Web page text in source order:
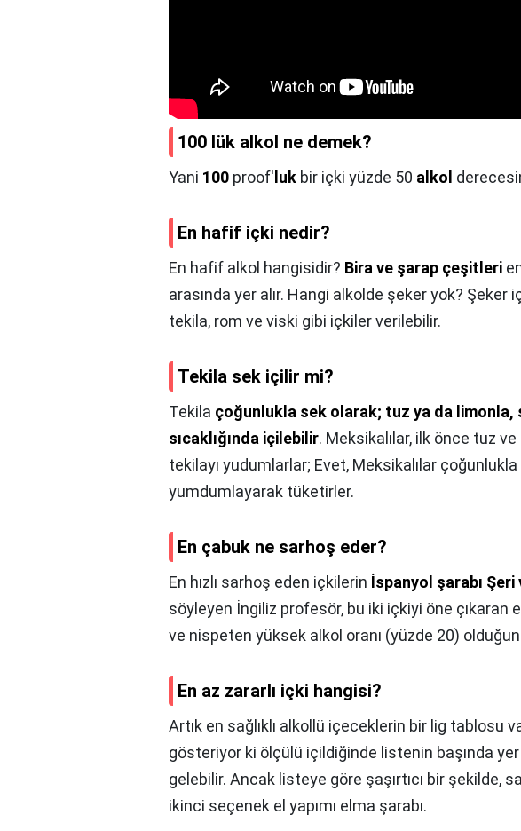
100 lük alkol ne demek?
Yani 100 proof' luk bir içki yüzde 50 alkol
En hafif içki nedir?
En hafif alkol hangisidir? Bira ve şarap çeşitleri
arasında yer alır. Hangi alkolde şeker yok?
tekila, rom ve viski gibi içkiler verilebilir.
Tekila sek içilir mi?
Tekila çoğunlukla sek olarak; tuz ya da limonla,
sıcaklığında içilebilir. Meksikalılar, ilk önce tuz
tekilayı yudumlarlar; Evet, Meksikalılar
yumdumlayarak tüketirler.
En çabuk ne sarhoş eder?
En hızlı sarhoş eden içkilerin İspanyol şarabı Şeri
söyleyen İngiliz profesör, bu iki içkiyi öne çıkaran
ve nispeten yüksek alkol oranı (yüzde 20)
En az zararlı içki hangisi?
Artık en sağlıklı alkollü içeceklerin bir lig tablosu
gösteriyor ki ölçülü içildiğinde listenin başında yer
gelebilir. Ancak listeye göre şaşırtıcı bir şekilde,
ikinci seçenek el yapımı elma şarabı.